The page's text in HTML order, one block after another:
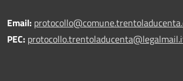
Email:
PEC: